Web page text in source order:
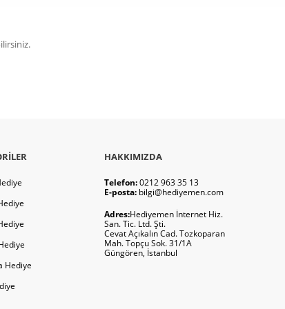
Hediye
HAKKIMIZDA
Telefon:0212 963 35 13
E-posta: bilgi@hediyemen.com
Adres:Hediyemen İnternet Hiz.
San. Tic. Ltd. Şti.
Cevat Açıkalın Cad. Tozkoparan
Mah. Topçu Sok. 31/1A
Güngören, İstanbul